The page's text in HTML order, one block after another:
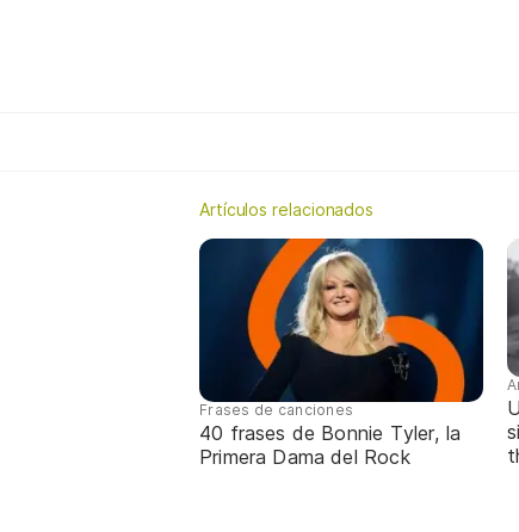
Artículos relacionados
Frases de canciones
40 frases de Bonnie Tyler, la
Primera Dama del Rock